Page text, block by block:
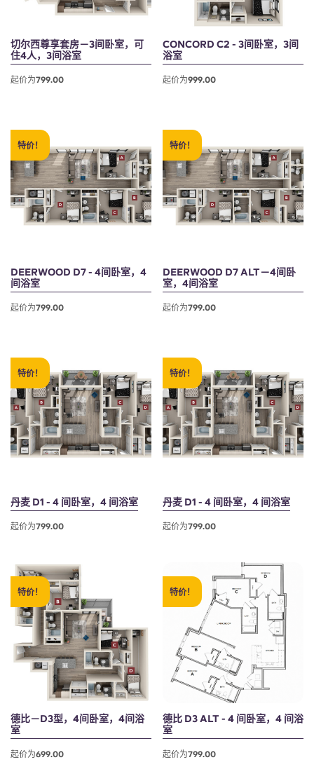
切尔西尊享套房－3间卧室，可
住4人，3间浴室
起价为799.00
CONCORD C2 - 3间卧室，3间
浴室
起价为999.00
特价！
DEERWOOD D7 - 4间卧室，4
间浴室
起价为799.00
特价！
DEERWOOD D7 ALT－4间卧
室，4间浴室
起价为799.00
特价！
丹麦 D1 - 4 间卧室，4 间浴室
起价为799.00
特价！
丹麦 D1 - 4 间卧室，4 间浴室
起价为799.00
特价！
德比－D3型，4间卧室，4间浴
室
起价为699.00
特价！
德比 D3 ALT - 4 间卧室，4 间浴
室
起价为799.00